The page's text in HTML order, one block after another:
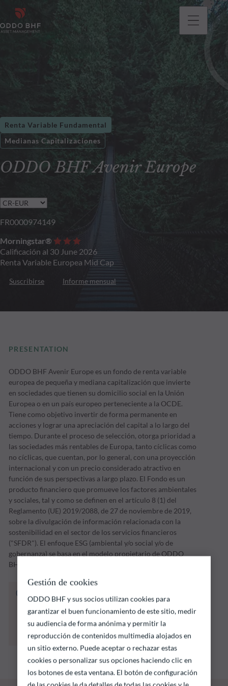
ODDO BHF Avenir Europe
Renta Variable Fundamental
Medianas Capitalizaciones
FR0000974149
Morningstar®
Calificación al 30 June 2026
Renta Variable Europea Mid Cap
Suscribirse Informe mensual
PRESENTATION
ODDO BHF Avenir Europe es un fondo de renta variable
europea de pequeña y mediana capitalización que invierte
en sociedades que tienen su domicilio social en la Unión
Europea o en un país europeo perteneciente a la OCDE.
Tiene como objetivo invertir de forma permanente en
acciones y lograr una apreciación del capital a lo largo del
tiempo. Durante el proceso de selección, otorga prioridad a
las sociedades más rentables de Europa, tanto cíclicas como
no cíclicas, que cuentan, por lo general, con una proyección
internacional y con un precio considerado atractivo en
función de sus perspectivas a largo plazo. El Fondo es un
producto financiero que promueve los factores ambientales
y sociales, tal y como se definen en el artículo 8 (1) del
Reglamento (UE) 2019/2088, de 27 de noviembre de 2019,
sobre la divulgación de información relacionada con la
sostenibilidad en el sector de los servicios financieros
("SFDR"). El enfoque ESG (ambiental y/o social y/o de
gobernanza) se basa en el modelo propietario de ODDO
BHF AM.
un riesgo de pérdida de capital.
Las rentabilidades pasadas no garantizan
resultados futuros y no son constantes en el
tiempo
Gestión de cookies
ODDO BHF y sus socios utilizan cookies para
garantizar el buen funcionamiento de este sitio, medir
su audiencia de forma anónima y permitir la
reproducción de contenidos multimedia alojados en
un sitio externo. Puede aceptar o rechazar estas
cookies o personalizar sus opciones haciendo clic en
los botones de esta ventana. El botón de configuración